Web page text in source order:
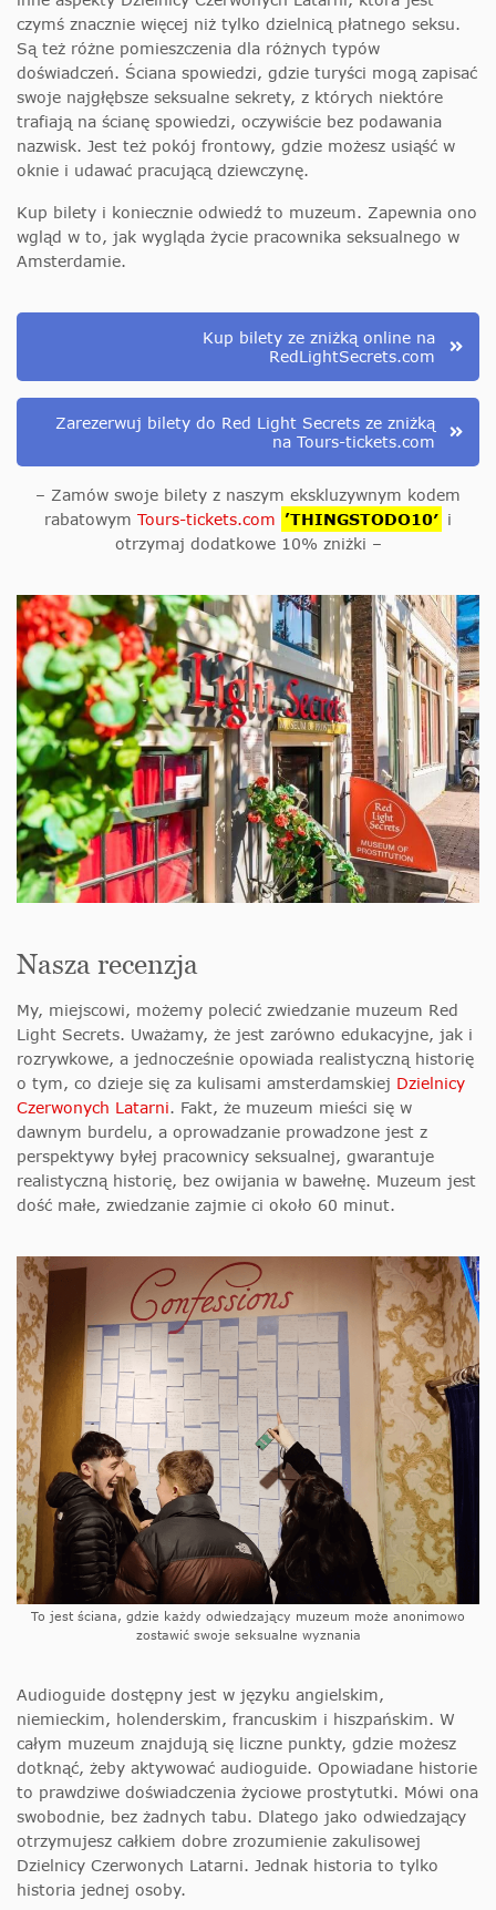
czymś znacznie więcej niż tylko dzielnicą płatnego seksu.
Są też różne pomieszczenia dla różnych typów
doświadczeń. Ściana spowiedzi, gdzie turyści mogą zapisać
swoje najgłębsze seksualne sekrety, z których niektóre
trafiają na ścianę spowiedzi, oczywiście bez podawania
nazwisk. Jest też pokój frontowy, gdzie możesz usiąść w
oknie i udawać pracującą dziewczynę.
Kup bilety i koniecznie odwiedź to muzeum. Zapewnia ono
wgląd w to, jak wygląda życie pracownika seksualnego w
Amsterdamie.
Kup bilety ze zniżką online na
RedLightSecrets.com
Zarezerwuj bilety do Red Light Secrets ze zniżką
na Tours-tickets.com
– Zamów swoje bilety z naszym ekskluzywnym kodem
rabatowymTours-tickets.com ’THINGSTODO10′ i
otrzymaj dodatkowe 10% zniżki –
Nasza recenzja
My, miejscowi, możemy polecić zwiedzanie muzeum Red
Light Secrets. Uważamy, że jest zarówno edukacyjne, jak i
rozrywkowe, a jednocześnie opowiada realistyczną historię
o tym, co dzieje się za kulisami amsterdamskiej Dzielnicy
Czerwonych Latarni. Fakt, że muzeum mieści się w
dawnym burdelu, a oprowadzanie prowadzone jest z
perspektywy byłej pracownicy seksualnej, gwarantuje
realistyczną historię, bez owijania w bawełnę. Muzeum jest
dość małe, zwiedzanie zajmie ci około 60 minut.
To jest ściana, gdzie każdy odwiedzający muzeum może anonimowo
zostawić swoje seksualne wyznania
Audioguide dostępny jest w języku angielskim,
niemieckim, holenderskim, francuskim i hiszpańskim. W
całym muzeum znajdują się liczne punkty, gdzie możesz
dotknąć, żeby aktywować audioguide. Opowiadane historie
to prawdziwe doświadczenia życiowe prostytutki. Mówi ona
swobodnie, bez żadnych tabu. Dlatego jako odwiedzający
otrzymujesz całkiem dobre zrozumienie zakulisowej
Dzielnicy Czerwonych Latarni. Jednak historia to tylko
historia jednej osoby.